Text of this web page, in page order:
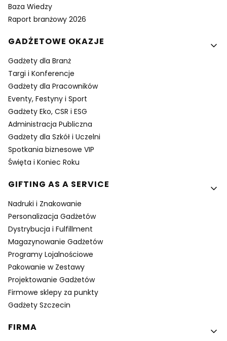
Baza Wiedzy
Raport branżowy 2026
GADŻETOWE OKAZJE
Gadżety dla Branż
Targi i Konferencje
Gadżety dla Pracowników
Eventy, Festyny i Sport
Gadżety Eko, CSR i ESG
Administracja Publiczna
Gadżety dla Szkół i Uczelni
Spotkania biznesowe VIP
Święta i Koniec Roku
GIFTING AS A SERVICE
Nadruki i Znakowanie
Personalizacja Gadżetów
Dystrybucja i Fulfillment
Magazynowanie Gadżetów
Programy Lojalnościowe
Pakowanie w Zestawy
Projektowanie Gadżetów
Firmowe sklepy za punkty
Gadżety Szczecin
FIRMA